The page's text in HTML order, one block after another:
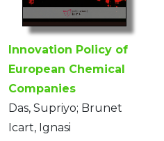
Innovation Policy of
European Chemical
Companies
Das, Supriyo; Brunet
Icart, Ignasi